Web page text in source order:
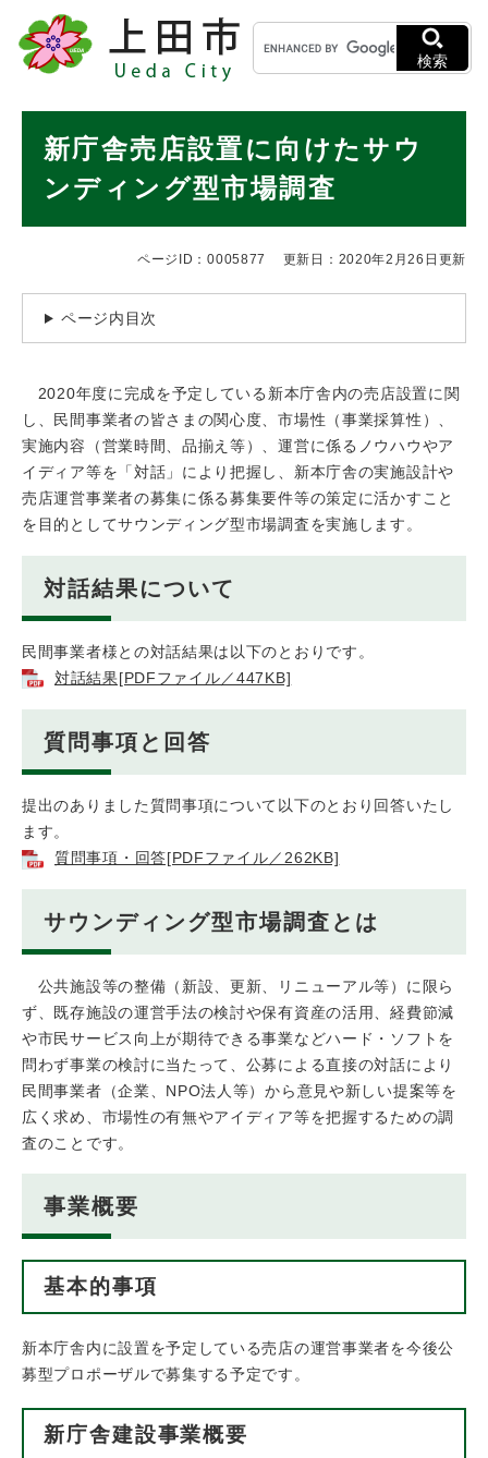
メニューを飛ばして本文へ
キ
ー
ワ
検
検索
新庁舎売店設置に向けたサウ
ンディング型市場調査
ページID：0005877 更新日：2020年2月26日更新
ページ内目次
2020年度に完成を予定している新本庁舎内の売店設置に関
し、民間事業者の皆さまの関心度、市場性（事業採算性）、
実施内容（営業時間、品揃え等）、運営に係るノウハウやア
イディア等を「対話」により把握し、新本庁舎の実施設計や
売店運営事業者の募集に係る募集要件等の策定に活かすこと
を目的としてサウンディング型市場調査を実施します。
対話結果について
民間事業者様との対話結果は以下のとおりです。
対話結果[PDFファイル／447KB]
質問事項と回答
提出のありました質問事項について以下のとおり回答いたし
ます。
質問事項・回答[PDFファイル／262KB]
サウンディング型市場調査とは
公共施設等の整備（新設、更新、リニューアル等）に限ら
ず、既存施設の運営手法の検討や保有資産の活用、経費節減
や市民サービス向上が期待できる事業などハード・ソフトを
問わず事業の検討に当たって、公募による直接の対話により
民間事業者（企業、NPO法人等）から意見や新しい提案等を
広く求め、市場性の有無やアイディア等を把握するための調
査のことです。
事業概要
基本的事項
新本庁舎内に設置を予定している売店の運営事業者を今後公
募型プロポーザルで募集する予定です。
新庁舎建設事業概要